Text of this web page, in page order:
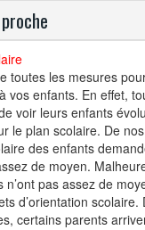
toutes les mesures
vos enfants. En effet,
voir leurs enfants
le plan scolaire. De
des enfants
de moyen.
n’ont pas assez de
d’orientation scolaire.
certains parents